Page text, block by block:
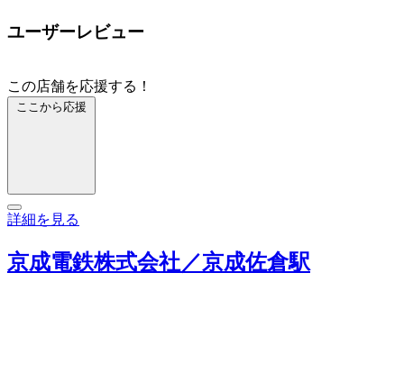
ユーザーレビュー
この店舗を応援する！
ここから応援
詳細を見る
京成電鉄株式会社／京成佐倉駅